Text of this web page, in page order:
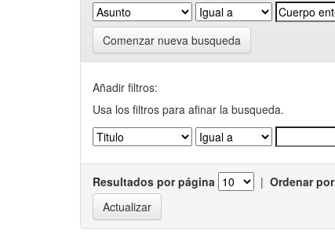
Comenzar nueva busqueda
Añadir filtros:
Usa los filtros para afinar la busqueda.
Resultados por página | Ordenar por